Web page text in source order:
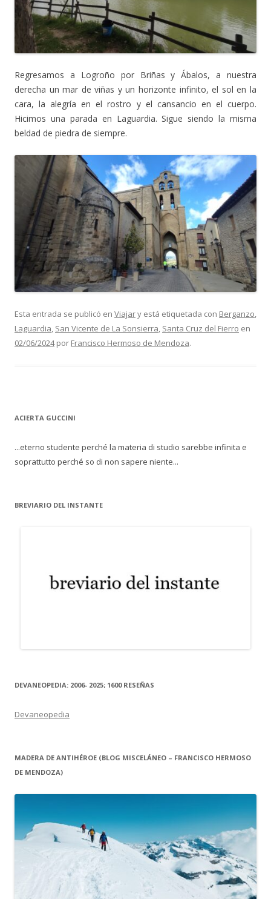
Regresamos a Logroño por Briñas y Ábalos, a nuestra
derecha un mar de viñas y un horizonte infinito, el sol en la
cara, la alegría en el rostro y el cansancio en el cuerpo.
Hicimos una parada en Laguardia. Sigue siendo la misma
beldad de piedra de siempre.
Esta entrada se publicó en Viajary está etiquetada con Berganzo
Laguardia San Vicente de La Sonsierra Santa Cruz del Fierro en
02/06/2024por Francisco Hermoso de Mendoza.
ACIERTA GUCCINI
...eterno studente perché la materia di studio sarebbe infinita e
soprattutto perché so di non sapere niente...
BREVIARIO DEL INSTANTE
DEVANEOPEDIA: 2006- 2025; 1600 RESEÑAS
Devaneopedia
MADERA DE ANTIHÉROE (BLOG MISCELÁNEO – FRANCISCO HERMOSO
DE MENDOZA)